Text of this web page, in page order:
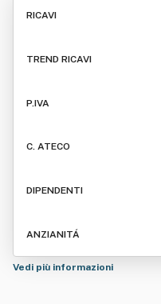
RICAVI
TREND RICAVI
P.IVA
C. ATECO
DIPENDENTI
ANZIANITÁ
Vedi più informazioni